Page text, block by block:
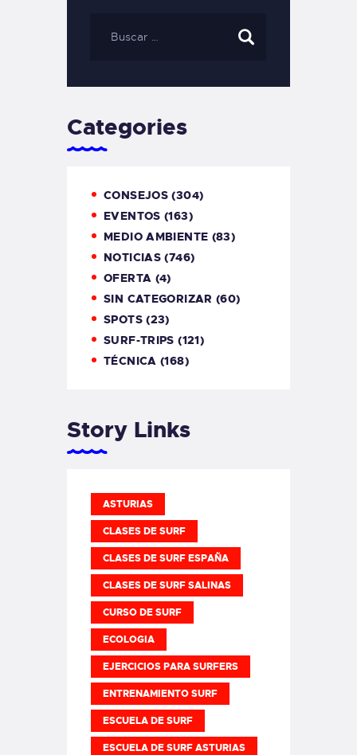
Categories
CONSEJOS (304)
EVENTOS (163)
MEDIO AMBIENTE (83)
NOTICIAS (746)
OFERTA (4)
SIN CATEGORIZAR (60)
SPOTS(23)
SURF-TRIPS (121)
TÉCNICA (168)
Story Links
ASTURIAS
CLASES DE SURF
CLASES DE SURF ESPAÑA
CLASES DE SURF SALINAS
CURSO DE SURF
ECOLOGIA
EJERCICIOS PARA SURFERS
ENTRENAMIENTO SURF
ESCUELA DE SURF
ESCUELA DE SURF ASTURIAS